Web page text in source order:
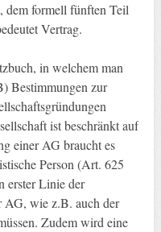
dem formell fünften Teil
Vertrag.
in welchem man
Bestimmungen zur
ist beschränkt auf
einer AG braucht es
Person (Art. 625
erster Linie der
AG, wie z.B. auch der
Zudem wird eine